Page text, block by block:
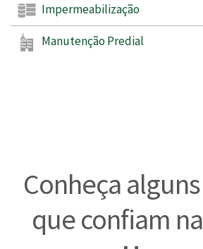
Impermeabilização
Manutenção Predial
Conheça alguns
que confiam na